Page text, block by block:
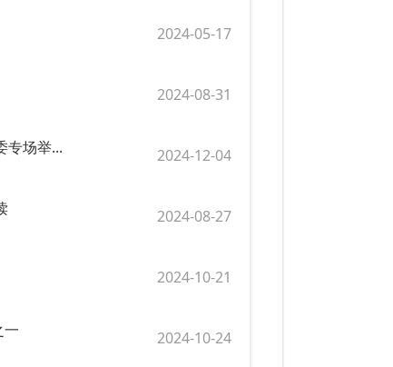
2024-05-17
2024-08-31
专场举... 2024-12-04
2024-08-27
2024-10-21
2024-10-24